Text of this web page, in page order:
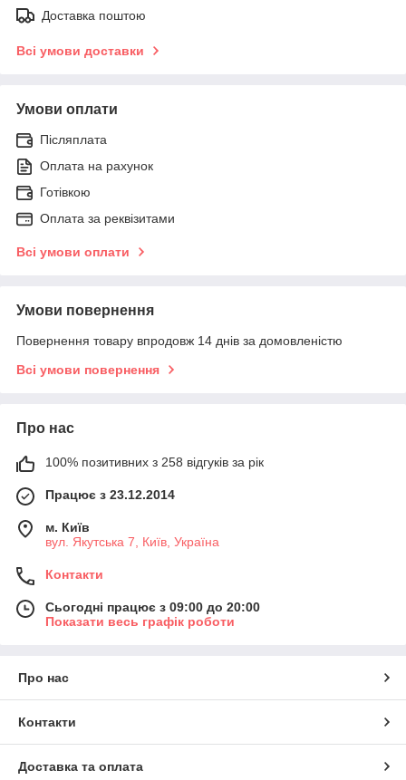
Доставка поштою
Всі умови доставки
Умови оплати
Післяплата
Оплата на рахунок
Готівкою
Оплата за реквізитами
Всі умови оплати
Умови повернення
Повернення товару впродовж 14 днів за домовленістю
Всі умови повернення
Про нас
100% позитивних з 258 відгуків за рік
Працює з 23.12.2014
м. Київ
вул. Якутська 7, Київ, Україна
Контакти
Сьогодні працює з 09:00 до 20:00
Показати весь графік роботи
Про нас
Контакти
Доставка та оплата